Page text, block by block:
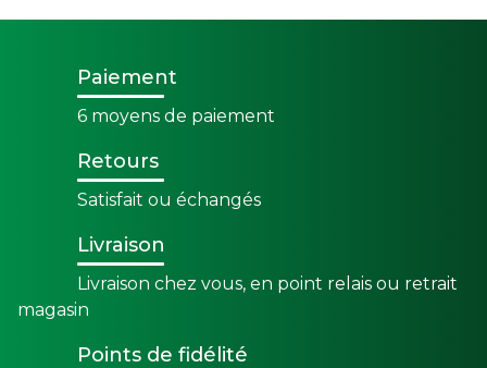
Paiement
6 moyens de paiement
Retours
Satisfait ou échangés
Livraison
Livraison chez vous, en point relais ou retrait
magasin
Points de fidélité